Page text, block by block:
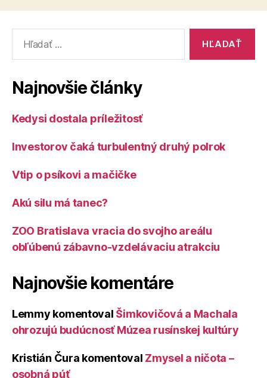
Najnovšie články
Kedysi dostala príležitosť
Investorov čaká turbulentný druhý polrok
Vtip o psíkovi a mačičke
Akú silu má tanec?
ZOO Bratislava vracia do svojho areálu
obľúbenú zábavno-vzdelávaciu atrakciu
Najnovšie komentáre
Lemmy komentoval Šimkovičová a Machala
ohrozujú budúcnosť Múzea rusínskej kultúry
Kristián Čura komentoval Zmysel a ničota –
osobná púť